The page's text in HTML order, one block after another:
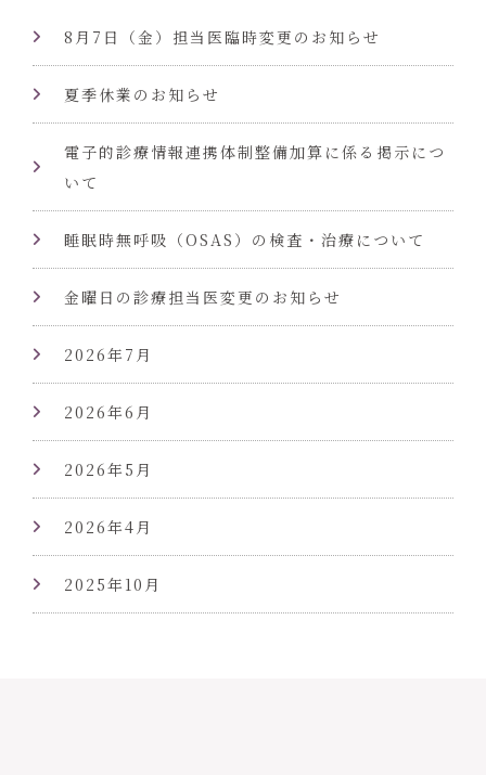
8月7日（金）担当医臨時変更のお知らせ
夏季休業のお知らせ
電子的診療情報連携体制整備加算に係る掲示につ
いて
睡眠時無呼吸（OSAS）の検査・治療について
金曜日の診療担当医変更のお知らせ
2026年7月
2026年6月
2026年5月
2026年4月
2025年10月